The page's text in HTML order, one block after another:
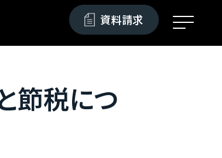
資料請求
節税につ